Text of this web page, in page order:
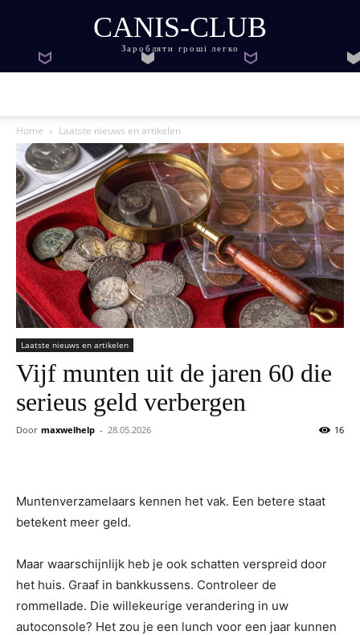
CANIS-CLUB
Заробляти гроші легко
Home Laatste nieuws en artikelen
Laatste nieuws en artikelen
Vijf munten uit de jaren 60 die
serieus geld verbergen
Door maxwelhelp - 28.05.2026 16
Muntenverzamelaars kennen het vak. Een betere staat
betekent meer geld.
Maar waarschijnlijk heb je ook schatten verspreid door
het huis. Graaf in bankkussens. Controleer de
rommellade. Die willekeurige verandering in uw
autoconsole? Het zou je een lunch voor een jaar kunnen